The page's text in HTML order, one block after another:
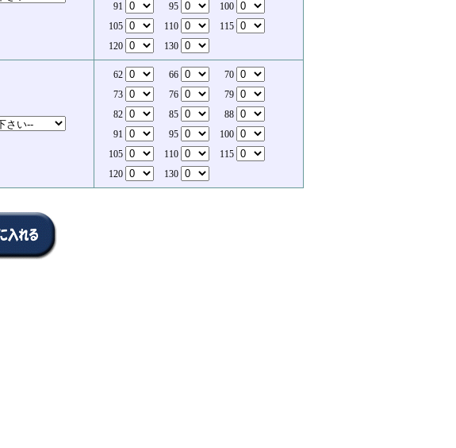
91
95
100
105
110
115
120
130
62 66
70
73
76
79
82
85
88
91
95
100
105
110
115
120
130